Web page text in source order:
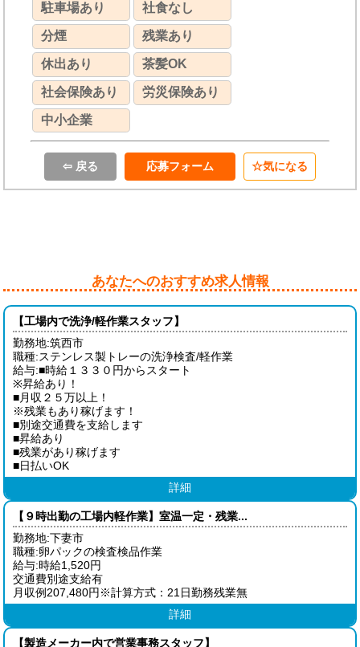
駐車場あり 社食なし
分煙 残業あり
休出あり 茶髪OK
社会保険あり 労災保険あり
中小企業
⇦ 戻る 応募フォーム 気になる
あなたへのおすすめ求人情報
【工場内で洗浄/軽作業スタッフ】
勤務地:筑西市
職種:ステンレス製トレーの洗浄検査/軽作業
給与:■時給１３３０円からスタート
※昇給あり！
■月収２５万以上！
※残業もあり稼げます！
■別途交通費を支給します
■昇給あり
■残業があり稼げます
■日払いOK
詳細
【９時出勤の工場内軽作業】室温一定・残業...
勤務地:下妻市
職種:卵パックの検査検品作業
給与:時給1,520円
交通費別途支給有
月収例207,480円※計算方式：21日勤務残業無
詳細
【製造メーカー内で営業事務スタッフ】